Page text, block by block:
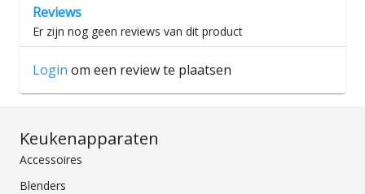
Reviews
Er zijn nog geen reviews van dit product
Login om een review te plaatsen
Keukenapparaten
Accessoires
Blenders